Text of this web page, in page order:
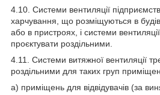
4.10. Системи вентиляції
харчування, що розміщуються в
або в пристроях, і системи
проєктувати роздільними.
4.11. Системи витяжної вентиляції
роздільними для таких груп
а) приміщень для відвідувачів (за